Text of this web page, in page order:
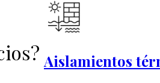
Aislamientos